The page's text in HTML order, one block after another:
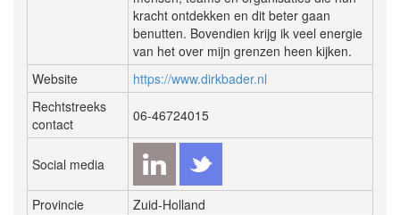
kracht ontdekken en dit beter gaan
benutten. Bovendien krijg ik veel energie
van het over mijn grenzen heen kijken.
Website
https://www.dirkbader.nl
Rechtstreeks
contact
06-46724015
Social media
Provincie Zuid-Holland